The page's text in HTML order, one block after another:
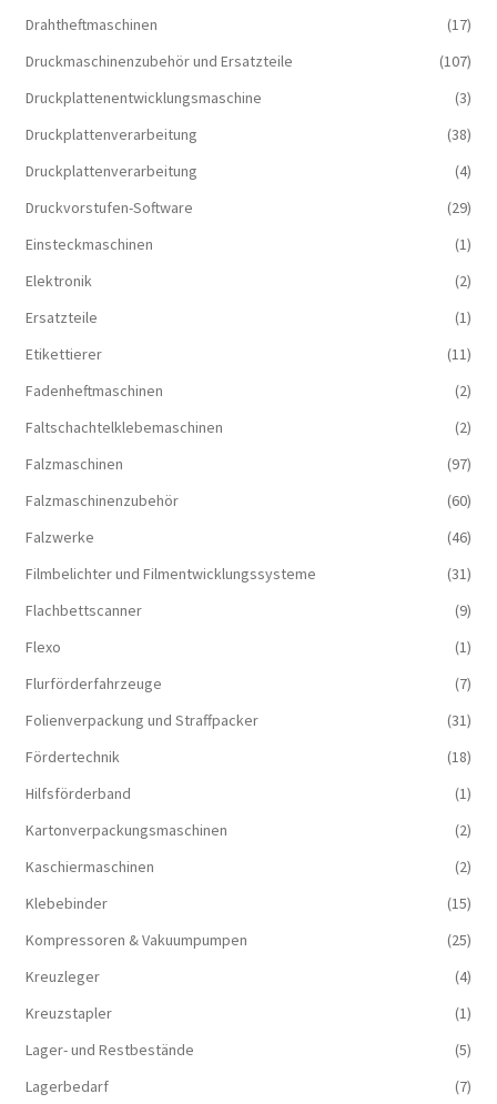
Drahtheftmaschinen
(17)
Druckmaschinenzubehör und Ersatzteile
(107)
Druckplattenentwicklungsmaschine
(3)
Druckplattenverarbeitung
(38)
Druckplattenverarbeitung
(4)
Druckvorstufen-Software
(29)
Einsteckmaschinen
(1)
Elektronik
(2)
Ersatzteile
(1)
Etikettierer
(11)
Fadenheftmaschinen
(2)
Faltschachtelklebemaschinen
(2)
Falzmaschinen
(97)
Falzmaschinenzubehör
(60)
Falzwerke
(46)
Filmbelichter und Filmentwicklungssysteme
(31)
Flachbettscanner
(9)
Flexo
(1)
Flurförderfahrzeuge
(7)
Folienverpackung und Straffpacker
(31)
Fördertechnik
(18)
Hilfsförderband
(1)
Kartonverpackungsmaschinen
(2)
Kaschiermaschinen
(2)
Klebebinder
(15)
Kompressoren & Vakuum­pumpen
(25)
Kreuzleger
(4)
Kreuzstapler
(1)
Lager- und Restbestände
(5)
Lagerbedarf
(7)